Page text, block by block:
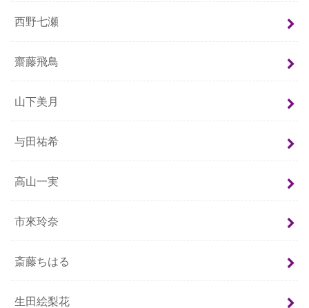
西野七瀬
齋藤飛鳥
山下美月
与田祐希
高山一実
市來玲奈
斎藤ちはる
生田絵梨花